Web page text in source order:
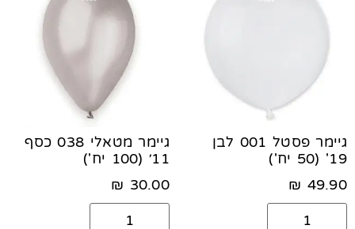
גיימר פסטל 001 לבן
19' (50 יח')
49.90
₪
גיימר מטאלי 038 כסף
11׳ (100 יח')
30.00
₪